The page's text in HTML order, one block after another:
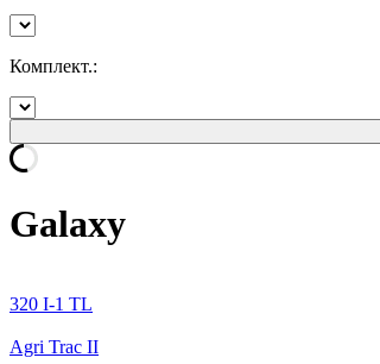
Комплект.:
Galaxy
320 I-1 TL
Agri Trac II